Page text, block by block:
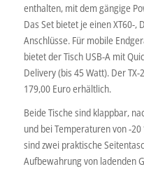
enthalten, mit dem gängige
Das Set bietet je einen XT60-,
Anschlüsse. Für mobile
bietet der Tisch USB-A mit
Delivery (bis 45 Watt). Der
179,00 Euro erhältlich.
Beide Tische sind klappbar,
und bei Temperaturen von -
sind zwei praktische
Aufbewahrung von ladenden